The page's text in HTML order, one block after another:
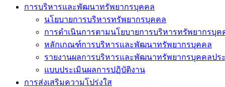
การบริหารและพัฒนาทรัพยากรบุคคล
นโยบายการบริหารทรัพยากรบุคคล
การดำเนินการตามนโยบายการบริหารทรัพยากรบุค
หลักเกณฑ์การบริหารและพัฒนาทรัพยากรบุคคล
รายงานผลการบริหารและพัฒนาทรัพยากรบุคคลปร
แบบประเมินผลการปฏิบัติงาน
การส่งเสริมความโปร่งใส